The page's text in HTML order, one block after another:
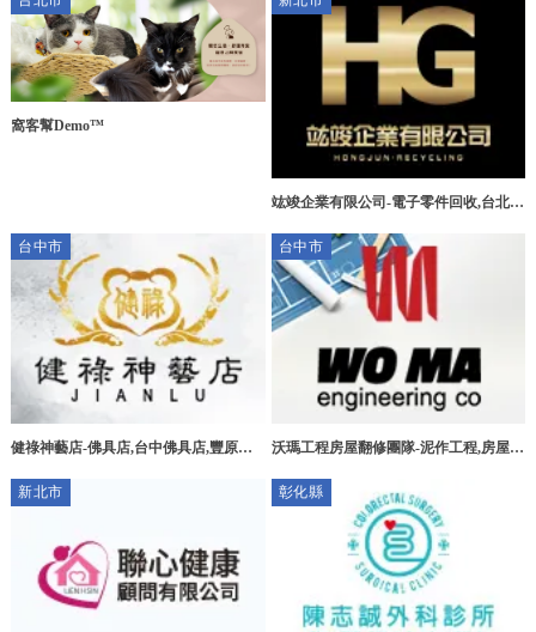
窩客幫Demo™
竑竣企業有限公司-電子零件回收,台北電
電子零件回收
台中市
健祿神藝店-佛具店,台中佛具店,豐原佛
台中市
沃瑪工程房屋翻修團隊-泥作工程,房屋拆
新北市
彰化縣